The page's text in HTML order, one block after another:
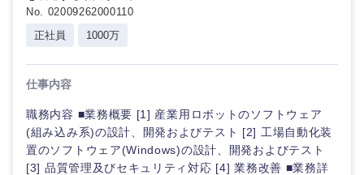
No. 02009262000110
正社員
1000万
仕事内容
職務内容 ■業務概要 [1] 産業用ロボットのソフトウェア
(組み込み系)の設計、開発およびテスト [2] 工場自動化装
置のソフトウェア(Windows)の設計、開発およびテスト
[3] 品質管理及びセキュリティ対応 [4] 業務改善 ■業務詳